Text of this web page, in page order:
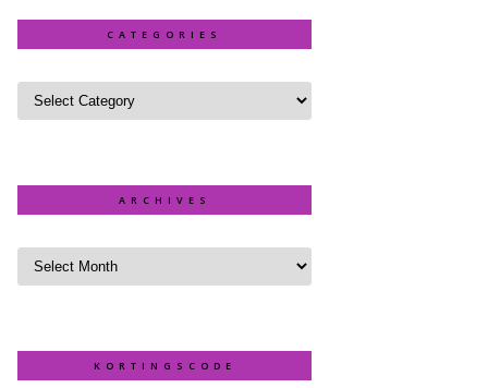
CATEGORIES
ARCHIVES
KORTINGSCODE